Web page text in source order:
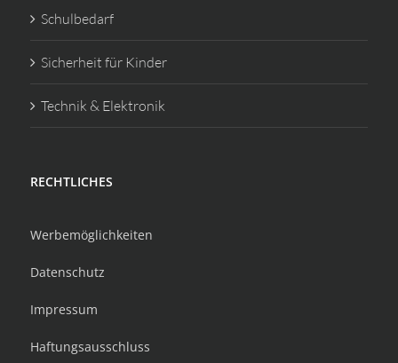
Schulbedarf
Sicherheit für Kinder
Technik & Elektronik
RECHTLICHES
Werbemöglichkeiten
Datenschutz
Impressum
Haftungsausschluss